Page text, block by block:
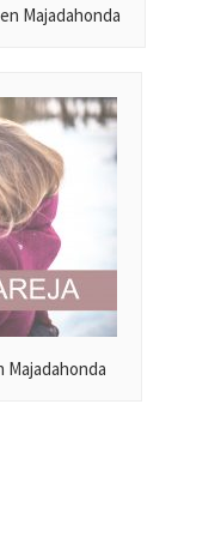
Majadahonda
Majadahonda